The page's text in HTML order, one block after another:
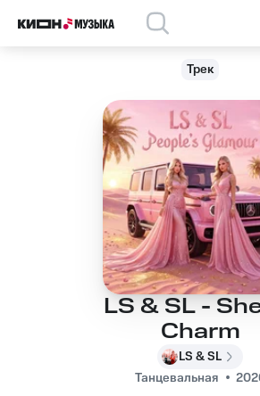
Трек
LS & SL -
Charm
LS & SL
Танцевальная